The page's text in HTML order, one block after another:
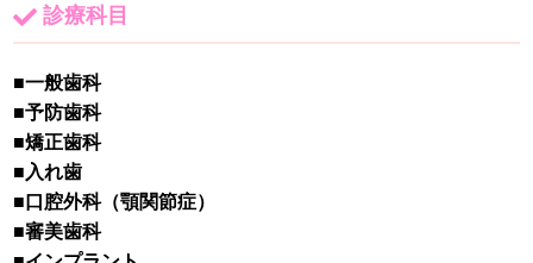
診療科目
■一般歯科
■予防歯科
■矯正歯科
■入れ歯
■口腔外科（顎関節症）
■審美歯科